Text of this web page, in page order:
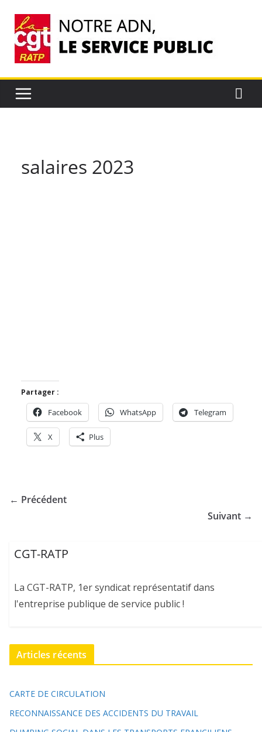
contenu
salaires 2023
Partager :
Facebook WhatsApp Telegram
X Plus
← Précédent
Suivant →
CGT-RATP
La CGT-RATP, 1er syndicat représentatif dans
l'entreprise publique de service public !
Articles récents
CARTE DE CIRCULATION
RECONNAISSANCE DES ACCIDENTS DU TRAVAIL